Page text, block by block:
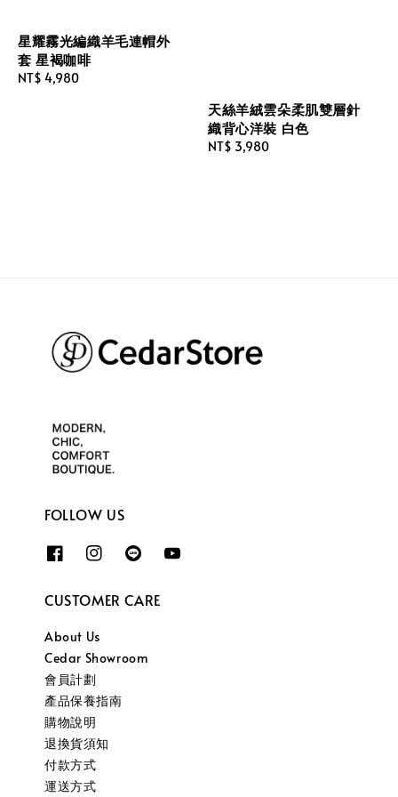
星耀霧光編織羊毛連帽外
套 星褐咖啡
Regular
NT$ 4,980
天絲羊絨雲朵柔肌雙層針
織背心洋裝 白色
Regular
NT$ 3,980
FOLLOW US
CUSTOMER CARE
About Us
Cedar Showroom
會員計劃
產品保養指南
購物說明
退換貨須知
付款方式
運送方式